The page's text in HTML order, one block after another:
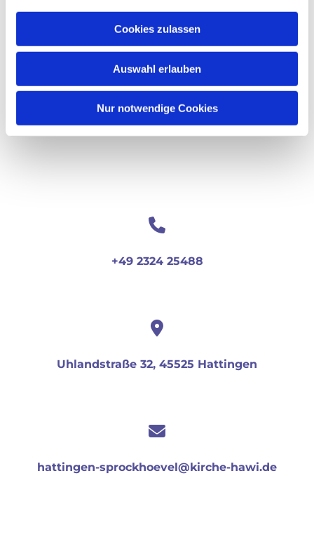
Cookies zulassen
Auswahl erlauben
Nur notwendige Cookies
+49 2324 25488
Uhlandstraße 32, 45525 Hattingen
hattingen-sprockhoevel@kirche-hawi.de